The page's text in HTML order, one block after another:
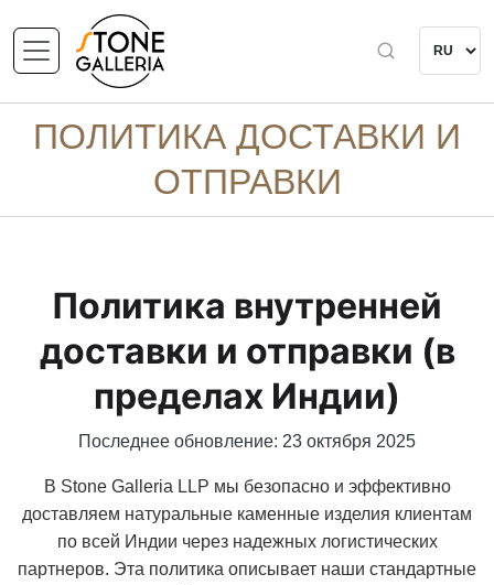
ПОЛИТИКА ДОСТАВКИ И
ОТПРАВКИ
Политика внутренней
доставки и отправки (в
пределах Индии)
Последнее обновление: 23 октября 2025
В Stone Galleria LLP мы безопасно и эффективно
доставляем натуральные каменные изделия клиентам
по всей Индии через надежных логистических
партнеров. Эта политика описывает наши стандартные